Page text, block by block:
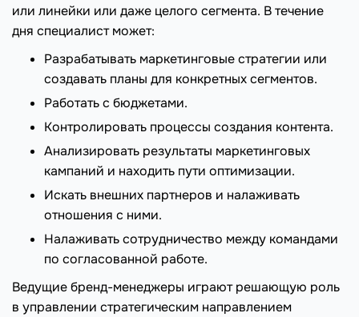
или линейки или даже целого сегмента. В течение
дня специалист может:
Разрабатывать маркетинговые стратегии или
создавать планы для конкретных сегментов.
Работать с бюджетами.
Контролировать процессы создания контента.
Анализировать результаты маркетинговых
кампаний и находить пути оптимизации.
Искать внешних партнеров и налаживать
отношения с ними.
Налаживать сотрудничество между командами
по согласованной работе.
Ведущие бренд-менеджеры играют решающую роль
в управлении стратегическим направлением